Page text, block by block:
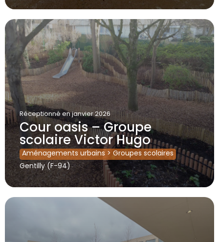
Réceptionné en janvier 2026
Cour oasis – Groupe
scolaire Victor Hugo
Aménagements urbains > Groupes scolaires
Gentilly (F-94)